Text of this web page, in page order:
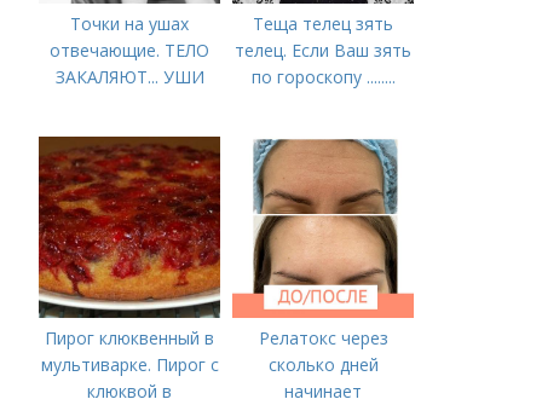
Точки на ушах
отвечающие. ТЕЛО
ЗАКАЛЯЮТ... УШИ
Теща телец зять
телец. Если Ваш зять
по гороскопу ........
Пирог клюквенный в
мультиварке. Пирог с
клюквой в
Релатокс через
сколько дней
начинает